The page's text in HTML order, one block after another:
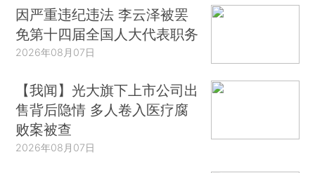
因严重违纪违法 李云泽被罢
免第十四届全国人大代表职务
2026年08月07日
【我闻】光大旗下上市公司出
售背后隐情 多人卷入医疗腐
败案被查
2026年08月07日